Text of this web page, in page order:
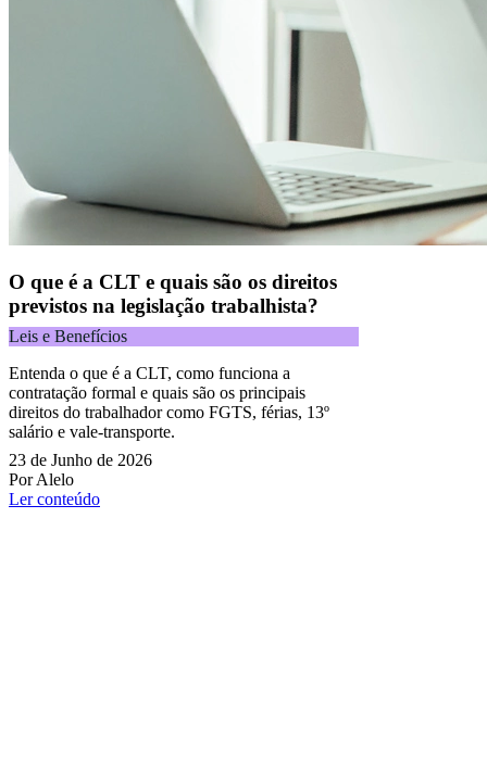
O que é a CLT e quais são os direitos
previstos na legislação trabalhista?
Leis e Benefícios
Entenda o que é a CLT, como funciona a
contratação formal e quais são os principais
direitos do trabalhador como FGTS, férias, 13º
salário e vale-transporte.
23 de Junho de 2026
Por Alelo
Ler conteúdo